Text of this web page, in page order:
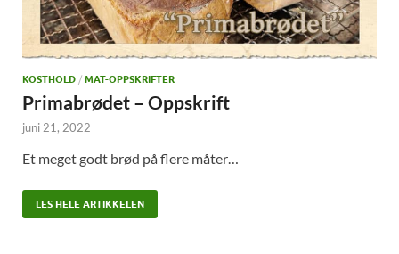
KOSTHOLD / MAT-OPPSKRIFTER
Primabrødet – Oppskrift
juni 21, 2022
Et meget godt brød på flere måter…
LES HELE ARTIKKELEN